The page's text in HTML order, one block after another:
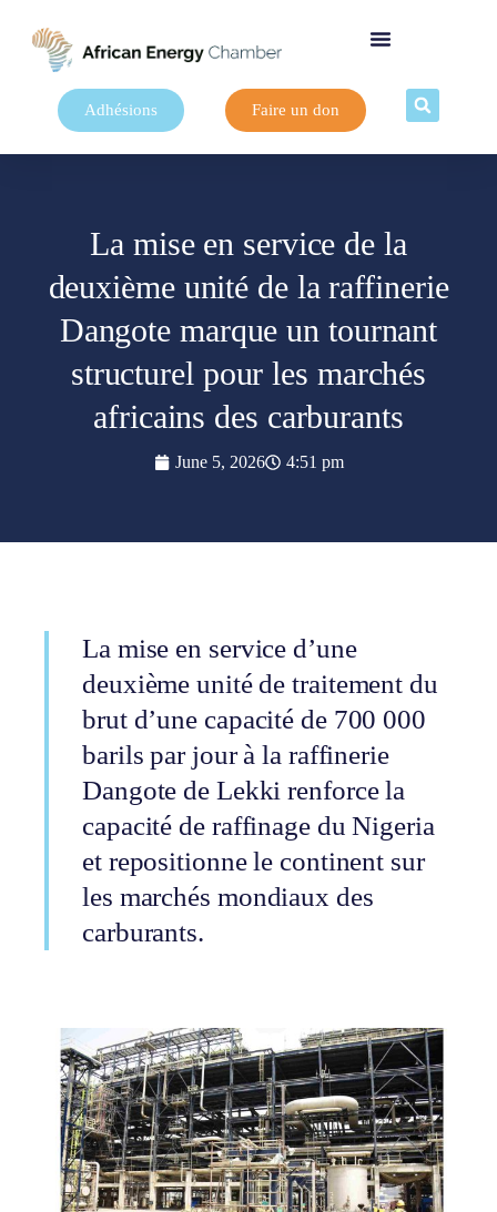
Adhésions Faire un don
La mise en service de la
deuxième unité de la raffinerie
Dangote marque un tournant
structurel pour les marchés
africains des carburants
June 5, 2026 4:51 pm
La mise en service d’une
deuxième unité de traitement du
brut d’une capacité de 700 000
barils par jour à la raffinerie
Dangote de Lekki renforce la
capacité de raffinage du Nigeria
et repositionne le continent sur
les marchés mondiaux des
carburants.